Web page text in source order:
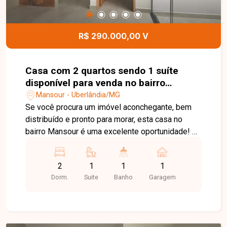
R$ 290.000,00 V
Casa com 2 quartos sendo 1 suíte
disponível para venda no bairro
Mansour em Uberlândia-MG
Mansour - Uberlândia/MG
Se você procura um imóvel aconchegante, bem
distribuído e pronto para morar, esta casa no
bairro Mansour é uma excelente oportunidade! O
de banheiro social, oferecendo conforto e
praticidade para toda a família. A sala em dois
ambientes, integrada a um charmoso jardim de
2
Dorm.
1
Suite
1
Banho
1
Garagem